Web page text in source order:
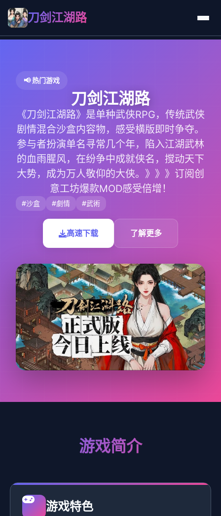
刀剑江湖路
📢 热门游戏
刀剑江湖路
《刀剑江湖路》是单种武侠RPG，传统武侠
剧情混合沙盒内容物，感受横版即时争夺。
参与者扮演单名寻常几个年，陷入江湖武林
的血雨腥风，在纷争中成就侠名，搅动天下
大势，成为万人敬仰的大侠。》》》订阅创
意工坊爆款MOD感受倍增！
#沙盒 #劇情 #武術
高速下载 了解更多
游戏简介
游戏特色